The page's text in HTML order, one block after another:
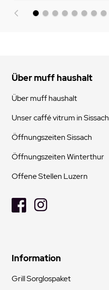
Über muff haushalt
Über muff haushalt
Unser caffé vitrum in Sissach
Öffnungszeiten Sissach
Öffnungszeiten Winterthur
Offene Stellen Luzern
Information
Grill Sorglospaket